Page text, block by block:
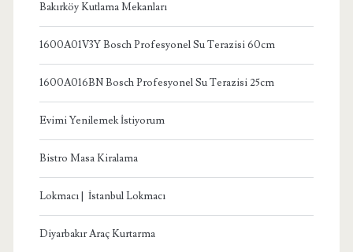
Bakırköy Kutlama Mekanları
1600A01V3Y Bosch Profesyonel Su Terazisi 60cm
1600A016BN Bosch Profesyonel Su Terazisi 25cm
Evimi Yenilemek İstiyorum
Bistro Masa Kiralama
Lokmacı | İstanbul Lokmacı
Diyarbakır Araç Kurtarma